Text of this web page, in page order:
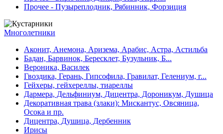
Прочее - Пузыреплодник, Рябинник, Форзиция
Многолетники
Аконит, Анемона, Аризема, Арабис, Астра, Астильба
Бадан, Барвинок, Бересклет, Бузульник, Б...
Вероника, Василек
Гвоздика, Герань, Гипсофила, Гравилат, Гелениум, г...
Гейхеры, гейхереллы, тиареллы
Дармера, Дельфиниум, Дицентра, Дороникум, Душица
Декоративная трава (злаки): Мискантус, Овсяница,
Осока и пр.
Дицентра, Душица, Дербенник
Ирисы